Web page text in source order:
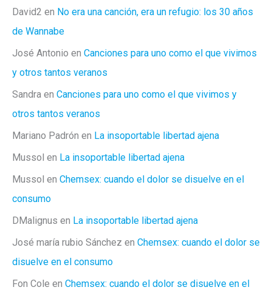
David2 en No era una canción, era un refugio: los 30 años
de Wannabe
José Antonio en Canciones para uno como el que vivimos
y otros tantos veranos
Sandra en Canciones para uno como el que vivimos y
otros tantos veranos
Mariano Padrón en La insoportable libertad ajena
Mussol en La insoportable libertad ajena
Mussol en Chemsex: cuando el dolor se disuelve en el
consumo
DMalignus en La insoportable libertad ajena
José maría rubio Sánchez en Chemsex: cuando el dolor se
disuelve en el consumo
Fon Cole en Chemsex: cuando el dolor se disuelve en el